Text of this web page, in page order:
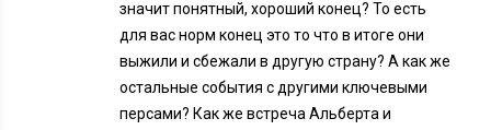
значит понятный, хороший конец? То есть
для вас норм конец это то что в итоге они
выжили и сбежали в другую страну? А как же
остальные события с другими ключевыми
персами? Как же встреча Альберта и